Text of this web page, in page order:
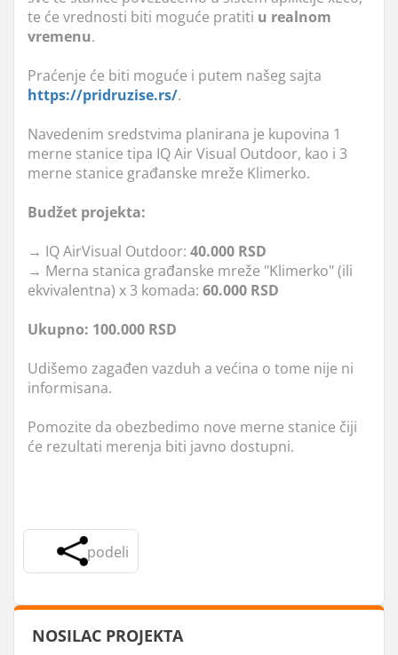
te će vrednosti biti moguće pratiti u realnom
vremenu.
Praćenje će biti moguće i putem našeg sajta
https://pridruzise.rs/.
Navedenim sredstvima planirana je kupovina 1
merne stanice tipa IQ Air Visual Outdoor, kao i 3
merne stanice građanske mreže Klimerko.
Budžet projekta:
→ IQ AirVisual Outdoor: 40.000 RSD
→ Merna stanica građanske mreže "Klimerko" (ili
ekvivalentna) x 3 komada: 60.000 RSD
Ukupno: 100.000 RSD
Udišemo zagađen vazduh a većina o tome nije ni
informisana.
Pomozite da obezbedimo nove merne stanice čiji
će rezultati merenja biti javno dostupni.
podeli
NOSILAC PROJEKTA